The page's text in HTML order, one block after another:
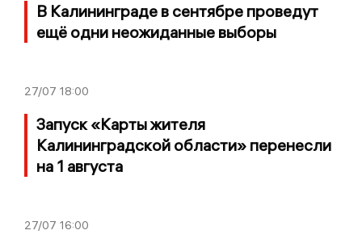
В Калининграде в сентябре проведут
ещё одни неожиданные выборы
27/07 18:00
Запуск «Карты жителя
Калининградской области» перенесли
на 1 августа
27/07 16:00